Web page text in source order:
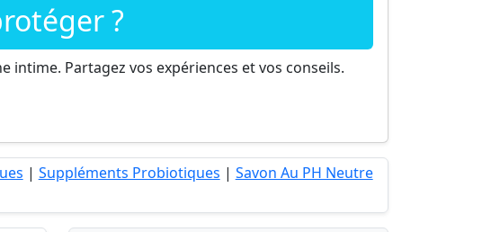
?
Partagez vos expériences et vos conseils.
| Suppléments Probiotiques | Savon Au PH Neutre